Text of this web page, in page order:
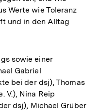
Werte wie Toleranz
und in den Alltag
sowie einer
Gabriel
bei der dsj), Thomas
V.), Nina Reip
dsj), Michael Grüber